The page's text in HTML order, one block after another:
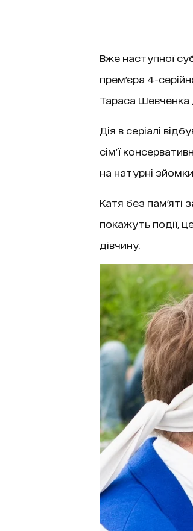
Вже наступної
прем'єра 4-
Тараса Шевченка
Дія в серіалі
сім'ї
на натурні
Катя без пам'яті
покажуть події,
дівчину.